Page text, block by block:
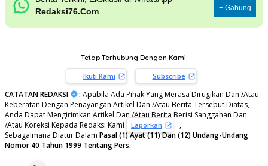
Redaksi76.Com
+ Gabung
Tetap Terhubung Dengan Kami:
Ikuti Kami Subscribe
CATATAN REDAKSI : Apabila Ada Pihak Yang Merasa Dirugikan Dan /Atau
Keberatan Dengan Penayangan Artikel Dan /Atau Berita Tersebut Diatas,
Anda Dapat Mengirimkan Artikel Dan /Atau Berita Berisi Sanggahan Dan
/Atau Koreksi Kepada Redaksi Kami
Laporkan
,
Sebagaimana Diatur Dalam Pasal (1) Ayat (11) Dan (12) Undang-Undang
Nomor 40 Tahun 1999 Tentang Pers.